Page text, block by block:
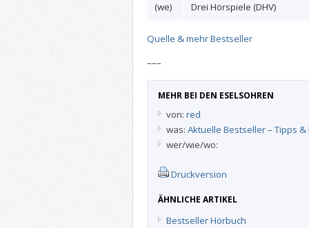
(we)
Drei Hörspiele (DHV)
Quelle & mehr Bestseller
–––
MEHR BEI DEN ESELSOHREN
von: red
was: Aktuelle Bestseller–Tipps
wer/wie/wo:
Druckversion
ÄHNLICHE ARTIKEL
Bestseller Hörbuch